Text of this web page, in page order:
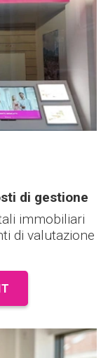
di gestione
immobiliari
di valutazione